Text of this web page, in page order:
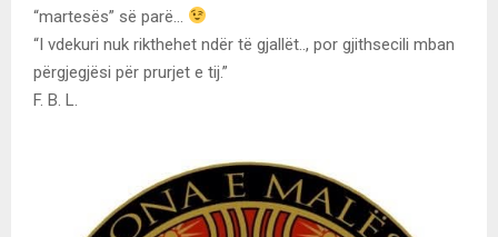
“martesës” së parë…
“I vdekuri nuk rikthehet ndër të gjallët.., por gjithsecili mban
përgjegjësi për prurjet e tij.”
F. B. L.